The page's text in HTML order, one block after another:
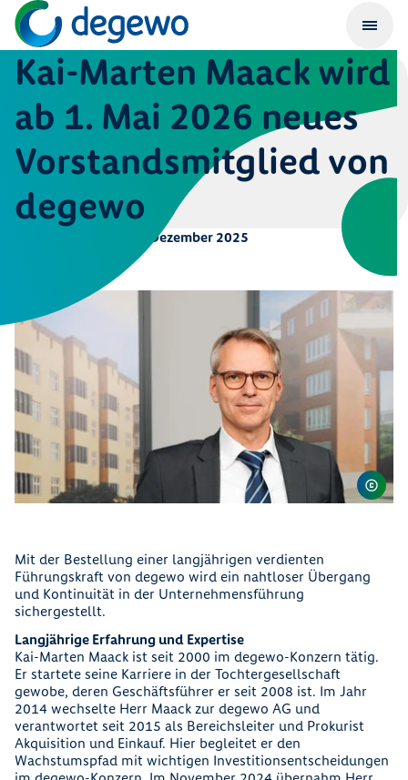
Kai-Marten Maack wird
ab 1. Mai 2026 neues
Vorstandsmitglied von
degewo
19. Dezember 2025
Mit der Bestellung einer langjährigen verdienten
Führungskraft von degewo wird ein nahtloser Übergang
und Kontinuität in der Unternehmensführung
sichergestellt.
Langjährige Erfahrung und Expertise
Kai-Marten Maack ist seit 2000 im degewo-Konzern tätig.
Er startete seine Karriere in der Tochtergesellschaft
gewobe, deren Geschäftsführer er seit 2008 ist. Im Jahr
2014 wechselte Herr Maack zur degewo AG und
verantwortet seit 2015 als Bereichsleiter und Prokurist
Akquisition und Einkauf. Hier begleitet er den
Wachstumspfad mit wichtigen Investitionsentscheidungen